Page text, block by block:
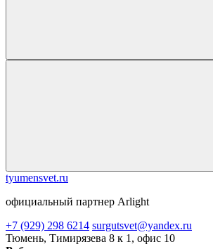
tyumensvet.ru
официальный партнер Arlight
+7 (929) 298 6214 surgutsvet@yandex.ru
Тюмень, Тимирязева 8 к 1, офис 10